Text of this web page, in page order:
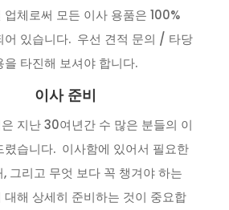
업체로써 모든 이사 용품은 100%
어 있습니다. 우선 견적 문의 / 타당
을 타진해 보셔야 합니다.
이사 준비
지난 30여년간 수 많은 분들의 이
렸습니다. 이사함에 있어서 필요한
, 그리고 무엇 보다 꼭 챙겨야 하는
대해 상세히 준비하는 것이 중요합